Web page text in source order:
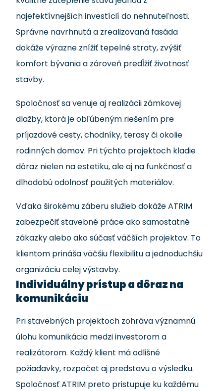
najefektívnejších investícií do nehnuteľnosti.
Správne navrhnutá a zrealizovaná fasáda
dokáže výrazne znížiť tepelné straty, zvýšiť
komfort bývania a zároveň predĺžiť životnosť
stavby.
Spoločnosť sa venuje aj realizácii zámkovej
dlažby, ktorá je obľúbeným riešením pre
príjazdové cesty, chodníky, terasy či okolie
rodinných domov. Pri týchto projektoch kladie
dôraz nielen na estetiku, ale aj na funkčnosť a
dlhodobú odolnosť použitých materiálov.
Vďaka širokému záberu služieb dokáže ATRIM
zabezpečiť stavebné práce ako samostatné
zákazky alebo ako súčasť väčších projektov. To
klientom prináša väčšiu flexibilitu a jednoduchšiu
organizáciu celej výstavby.
Individuálny prístup a dôraz na
komunikáciu
Pri stavebných projektoch zohráva významnú
úlohu komunikácia medzi investorom a
realizátorom. Každý klient má odlišné
požiadavky, rozpočet aj predstavu o výsledku.
Spoločnosť ATRIM preto pristupuje ku každému